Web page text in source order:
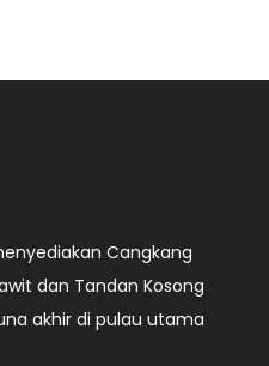
Cangkang
dan Tandan Kosong
akhir di pulau utama